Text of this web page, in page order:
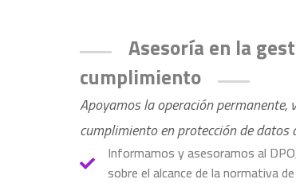
Asesoría en la
cumplimiento
Apoyamos la operación permanente,
cumplimiento en protección de datos
Informamos y asesoramos al
sobre el alcance de la normativa